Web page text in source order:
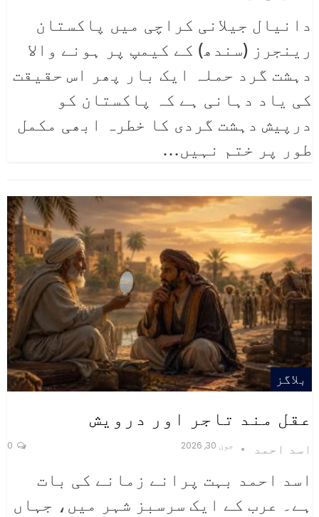
دانیال جیلانی کراچی میں پاکستان
رینجرز (سندھ) کے کیمپ پر ہونے والا
دہشت گرد حملہ ایک بار پھر اس حقیقت
کی یاد دہانی ہے کہ پاکستان کو
درپیش دہشت گردی کا خطرہ ابھی مکمل
طور پر ختم نہیں…
بلاگز
عقل مند تاجر اور درویش
اسد احمد جون 30, 2026
اسد احمد بہت پرانے زمانے کی بات
ہے۔ عرب کے ایک سرسبز شہر میں، جہاں